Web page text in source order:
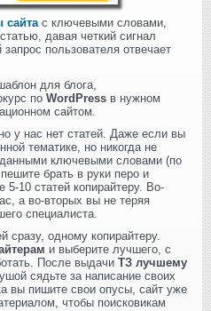
сайтас ключевыми словами,
давая четкий сигнал
пользователя отвечает
для блога,
по WordPress в нужном
сайтом.
у нас нет статей. Даже если вы
тематике, но никогда не
ключевыми словами (по
брать в руки перо и
10 статей копирайтеру. Во-
а во-вторых вы не теряя
специалиста.
сразу, одному копирайтеру.
и выберите лучшего, с
После выдачи ТЗ лучшему
сядьте за написание своих
вы пишите свои опусы, сайт уже
чтобы поисковикам